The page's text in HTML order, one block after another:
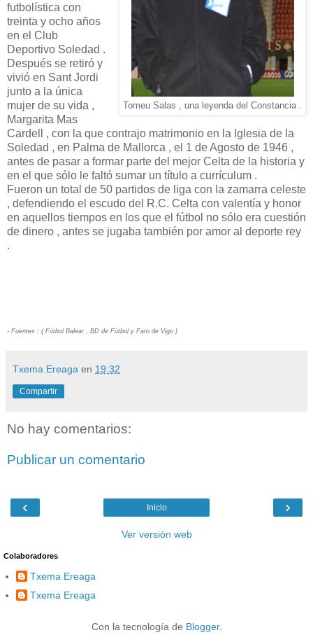
Tomeu Salas , una leyenda del Constancia .
futbolística con
treinta y ocho años
en el Club
Deportivo Soledad .
Después se retiró y
vivió en Sant Jordi
junto a la única
mujer de su vida ,
Margarita Mas
Cardell , con la que contrajo matrimonio en la Iglesia de la
Soledad , en Palma de Mallorca , el 1 de Agosto de 1946 ,
antes de pasar a formar parte del mejor Celta de la historia y
en el que sólo le faltó sumar un título a currículum .
Fueron un total de 50 partidos de liga con la zamarra celeste
, defendiendo el escudo del R.C. Celta con valentía y honor
en aquellos tiempos en los que el fútbol no sólo era cuestión
de dinero , antes se jugaba también por amor al deporte rey
.
- Fuentes : ( Fútbol Balear , BD de Fútbol y Faro de Vigo )
Txema Ereaga en 19:32
Compartir
No hay comentarios:
Publicar un comentario
‹ ›
Inicio
Ver versión web
Colaboradores
Txema Ereaga
Txema Ereaga
Con la tecnología de Blogger.